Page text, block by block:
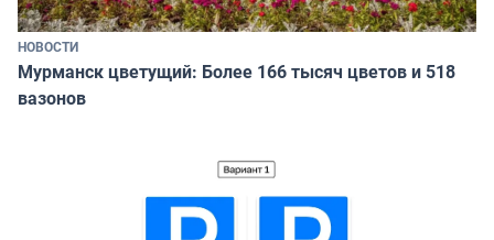
НОВОСТИ
Мурманск цветущий: Более 166 тысяч цветов и 518
вазонов